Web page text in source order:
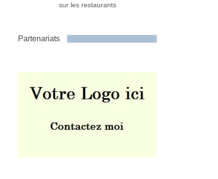
sur les restaurants
Partenariats